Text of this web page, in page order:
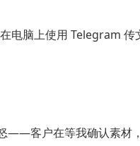
电脑上使用 Telegram 传
——客户在等我确认素材